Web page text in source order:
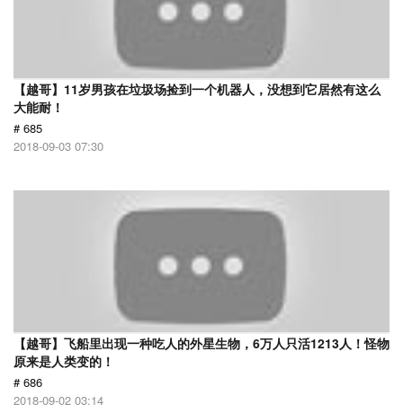
【越哥】11岁男孩在垃圾场捡到一个机器人，没想到它居然有这么
大能耐！
# 685
2018-09-03 07:30
【越哥】飞船里出现一种吃人的外星生物，6万人只活1213人！怪物
原来是人类变的！
# 686
2018-09-02 03:14